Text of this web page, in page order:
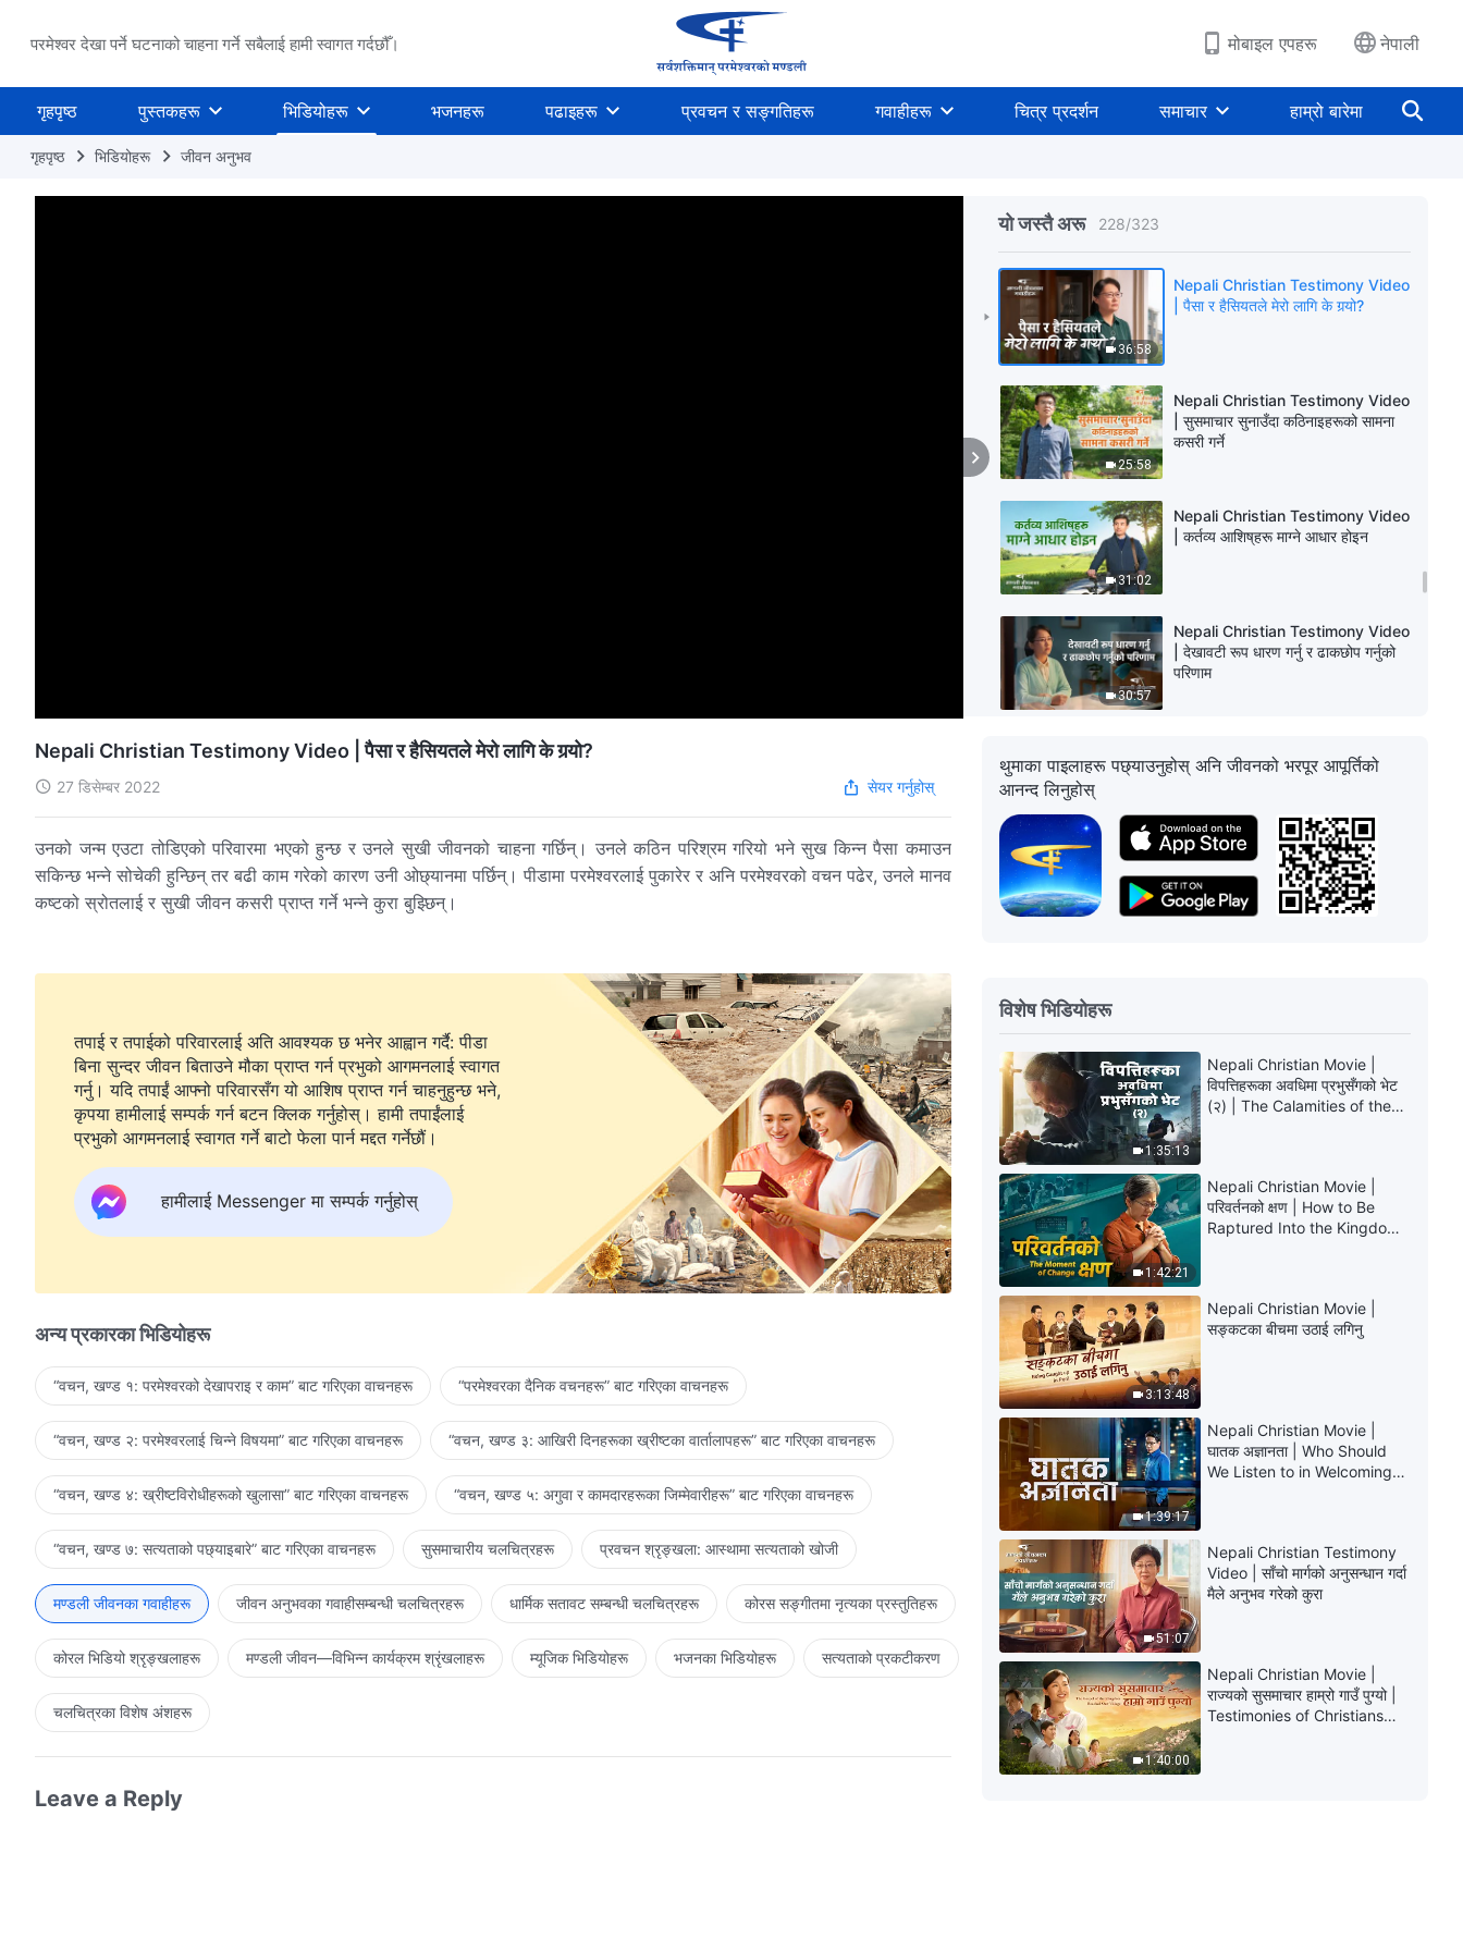
परमेश्वर देखा पर्ने घटनाको चाहना गर्ने सबैलाई हामी स्वागत गर्दछौँ। मोबाइल एपहरू नेपाली
गृहपृष्ठ पुस्तकहरू भिडियोहरू भजनहरू पढाइहरू प्रवचन र सङ्गतिहरू गवाहीहरू चित्र प्रदर्शन समाचार हाम्रो बारेमा
गृहपृष्ठ भिडियोहरू जीवन अनुभव
यो जस्तै अरू 228/323
Nepali Christian Testimony Video
33:45
36:58
Nepali Christian Testimony Video
| पैसा र हैसियतले मेरो लागि के गर्‍यो?
25:58
Nepali Christian Testimony Video
| सुसमाचार सुनाउँदा कठिनाइहरूको सामना
कसरी गर्ने
31:02
Nepali Christian Testimony Video
| कर्तव्य आशिष्‌हरू माग्‍ने आधार होइन
30:57
Nepali Christian Testimony Video
| देखावटी रूप धारण गर्नु र ढाकछोप गर्नुको
परिणाम
48:17
| परमेश्‍वरको गवाही दिनु भनेको साँचो रूपमा
Nepali Christian Testimony Video
| कर्तव्यमा कुनै दर्जा हुँदैन
29:19
Nepali Christian Testimony Video
| अहङ्कारी स्वभावका परिणामहरू
32:07
Nepali Christian Testimony Video
| आफ्‍नै परिवारको कैदी
25:57
Nepali Christian Testimony Video
| म यी अध्ययनहरूको पछि लाग्दिनँ
52:53
Nepali Christian Testimony Video
| अत्यधिक आदरले के निम्त्याउँछ?
24:21
Nepali Christian Testimony Video
| जिम्मेवारीपन उत्तम सुसमाचार प्रचारको
कडी हो
33:40
Nepali Christian Testimony Video
| धाक रवाफ अब हुनेछैन
Nepali Christian Testimony Video | पैसा र हैसियतले मेरो लागि के गर्‍यो?
27 डिसेम्बर 2022 सेयर गर्नुहोस्
उनको जन्‍म एउटा तोडिएको परिवारमा भएको हुन्छ र उनले सुखी जीवनको चाहना गर्छिन्। उनले कठिन परिश्रम गरियो भने सुख किन्‍न पैसा कमाउन
सकिन्छ भन्‍ने सोचेकी हुन्छिन् तर बढी काम गरेको कारण उनी ओछ्यानमा पर्छिन्। पीडामा परमेश्‍वरलाई पुकारेर र अनि परमेश्‍वरको वचन पढेर, उनले मानव
कष्टको स्रोतलाई र सुखी जीवन कसरी प्राप्त गर्ने भन्‍ने कुरा बुझ्छिन्।
तपाई र तपाईको परिवारलाई अति आवश्यक छ भनेर आह्वान गर्दै: पीडा
बिना सुन्दर जीवन बिताउने मौका प्राप्त गर्न प्रभुको आगमनलाई स्वागत
गर्नु। यदि तपाईं आफ्नो परिवारसँग यो आशिष प्राप्त गर्न चाहनुहुन्छ भने,
कृपया हामीलाई सम्पर्क गर्न बटन क्लिक गर्नुहोस्। हामी तपाईंलाई
प्रभुको आगमनलाई स्वागत गर्ने बाटो फेला पार्न मद्दत गर्नेछौं।
हामीलाई Messenger मा सम्पर्क गर्नुहोस्
अन्य प्रकारका भिडियोहरू
“वचन, खण्ड १: परमेश्‍वरको देखापराइ र काम” बाट गरिएका वाचनहरू “परमेश्‍वरका दैनिक वचनहरू” बाट गरिएका वाचनहरू
“वचन, खण्ड २: परमेश्‍वरलाई चिन्‍ने विषयमा” बाट गरिएका वाचनहरू “वचन, खण्ड ३: आखिरी दिनहरूका ख्रीष्टका वार्तालापहरू” बाट गरिएका वाचनहरू
“वचन, खण्ड ४: ख्रीष्टविरोधीहरूको खुलासा” बाट गरिएका वाचनहरू “वचन, खण्ड ५: अगुवा र कामदारहरूका जिम्‍मेवारीहरू” बाट गरिएका वाचनहरू
“वचन, खण्ड ७: सत्यताको पछ्याइबारे” बाट गरिएका वाचनहरू सुसमाचारीय चलचित्रहरू प्रवचन श्रृङ्खला: आस्थामा सत्यताको खोजी
मण्डली जीवनका गवाहीहरू जीवन अनुभवका गवाहीसम्‍बन्धी चलचित्रहरू धार्मिक सतावट सम्‍बन्धी चलचित्रहरू कोरस सङ्गीतमा नृत्यका प्रस्तुतिहरू
कोरल भिडियो श्रृङ्खलाहरू मण्डली जीवन—विभिन्‍न कार्यक्रम श्रृंखलाहरू म्यूजिक भिडियोहरू भजनका भिडियोहरू सत्यताको प्रकटीकरण
चलचित्रका विशेष अंशहरू
Leave a Reply
थुमाका पाइलाहरू पछ्याउनुहोस् अनि जीवनको भरपूर आपूर्तिको
आनन्द लिनुहोस्
विशेष भिडियोहरू
1:35:13
Nepali Christian Movie |
विपत्तिहरूका अवधिमा प्रभुसँगको भेट
(२) | The Calamities of the
1:42:21
Nepali Christian Movie |
परिवर्तनको क्षण | How to Be
Raptured Into the Kingdom
3:13:48
Nepali Christian Movie |
सङ्कटका बीचमा उठाई लगिनु
1:39:17
Nepali Christian Movie |
घातक अज्ञानता | Who Should
We Listen to in Welcoming
51:07
Nepali Christian Testimony
Video | साँचो मार्गको अनुसन्धान गर्दा
मैले अनुभव गरेको कुरा
1:40:00
Nepali Christian Movie |
राज्यको सुसमाचार हाम्रो गाउँ पुग्यो |
Testimonies of Christians